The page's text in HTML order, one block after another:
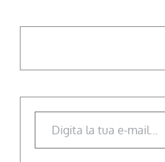
Digita la tua e-mail...